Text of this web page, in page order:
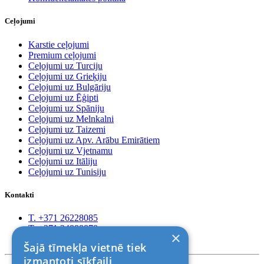
Ceļojumi
Karstie ceļojumi
Premium ceļojumi
Ceļojumi uz Turciju
Ceļojumi uz Grieķiju
Ceļojumi uz Bulgāriju
Ceļojumi uz Ēģipti
Ceļojumi uz Spāniju
Ceļojumi uz Melnkalni
Ceļojumi uz Taizemi
Ceļojumi uz Apv. Arābu Emirātiem
Ceļojumi uz Vjetnamu
Ceļojumi uz Itāliju
Ceļojumi uz Tunisiju
Kontakti
T. +371 26228085
T. +371 24888878
×
Šajā tīmekļa vietnē tiek
izmantoti sīkfaili